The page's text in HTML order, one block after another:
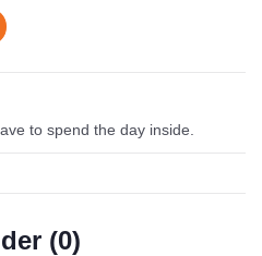
på land
kräva reparation
to spend the day inside.
(0)